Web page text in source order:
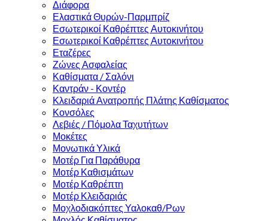
Διάφορα
Ελαστικά Θυρών-Παρμπρίζ
Εσωτερικοί Καθρέπτες Αυτοκινήτου
Εσωτερικοί Καθρέπτες Αυτοκινήτου
Εταζέρες
Ζώνες Ασφαλείας
Καθίσματα / Σαλόνι
Καντράν - Κοντέρ
Κλειδαριά Ανατροπής Πλάτης Καθίσματος
Κονσόλες
Λεβιές / Πόμολα Ταχυτήτων
Μοκέτες
Μονωτικά Υλικά
Μοτέρ Για Παράθυρα
Μοτέρ Καθισμάτων
Μοτέρ Καθρέπτη
Μοτέρ Κλειδαριάς
Μοχλοδιακόπτες Υαλοκαθ/Ρων